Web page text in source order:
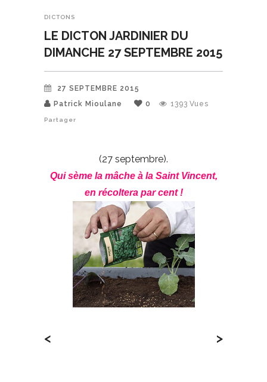
DICTONS
LE DICTON JARDINIER DU
DIMANCHE 27 SEPTEMBRE 2015
27 SEPTEMBRE 2015
Patrick Mioulane
0 1393 Vues
Partager
(27 septembre).
Qui sème la mâche à la Saint Vincent,
en récoltera par cent !
< >